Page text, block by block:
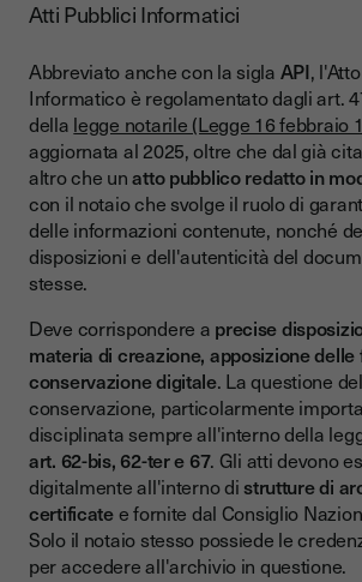
Atti Pubblici Informatici
Abbreviato anche con la sigla API,
Informatico è regolamentato dagli art.
della legge notarile (Legge 16 febbraio
aggiornata al 2025, oltre che dal già
altro che unatto pubblico redatto in
con il notaio che svolge il ruolo di
delle informazioni contenute, nonché
disposizioni e dell'autenticità del
stesse.
Deve corrispondere a precise
materia di creazione, apposizione delle
conservazione digitale. La questione
conservazione, particolarmente
disciplinata sempre all'interno della
art. 62-bis, 62-ter e 67. Gli atti devono
digitalmente all'interno distrutture di
certificatee fornite dal Consiglio
Solo il notaio stesso possiede le
per accedere all'archivio in questione.